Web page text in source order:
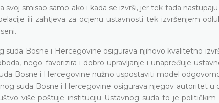
smisao samo ako i kada se izvrši, jer tek tada
ili zahtjeva za ocjenu ustavnosti tek izvršenjem
suda Bosne i Hercegovine osigurava njihovo kvalitetno
nego favorizira i dobro upravljanje i unapređuje
Bosne i Hercegovine nužno uspostaviti model
suda Bosne i Hercegovine osigurava njegov autoritet u
više poštuje instituciju Ustavnog suda to je